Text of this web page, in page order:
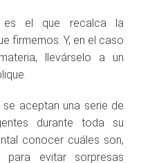
es el que recalca la
firmemos. Y, en el caso
llevárselo a un
aceptan una serie de
durante toda su
conocer cuáles son,
para evitar sorpresas